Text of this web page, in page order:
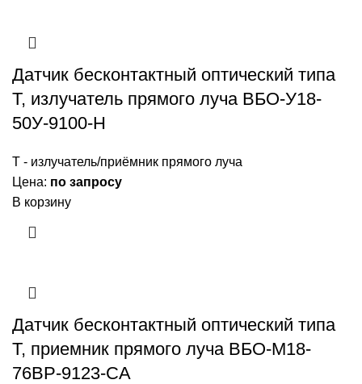
Датчик бесконтактный оптический типа
Т, излучатель прямого луча ВБО-У18-
50У-9100-Н
Т - излучатель/приёмник прямого луча
Цена: по запросу
В корзину
Датчик бесконтактный оптический типа
Т, приемник прямого луча ВБО-М18-
76ВР-9123-СА